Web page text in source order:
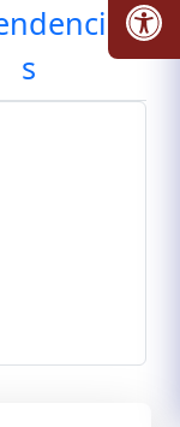
s